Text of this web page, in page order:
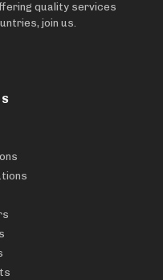
quality services
join us.